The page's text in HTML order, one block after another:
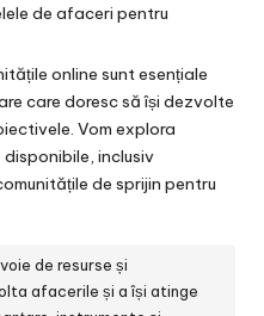
de afaceri pentru
online sunt esențiale
care doresc să își dezvolte
Vom explora
inclusiv
de sprijin pentru
de resurse și
afacerile și a își atinge